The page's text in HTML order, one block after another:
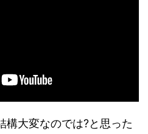
構大変なのでは?と思った